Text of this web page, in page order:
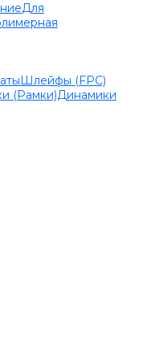
Для
Шлейфы (FPC)
(Рамки)Динамики